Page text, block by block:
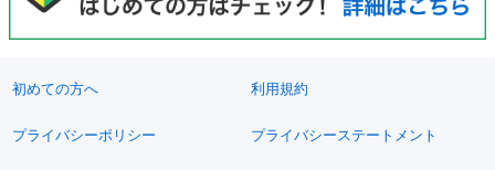
初めての方へ 利用規約
プライバシーポリシー プライバシーステートメント